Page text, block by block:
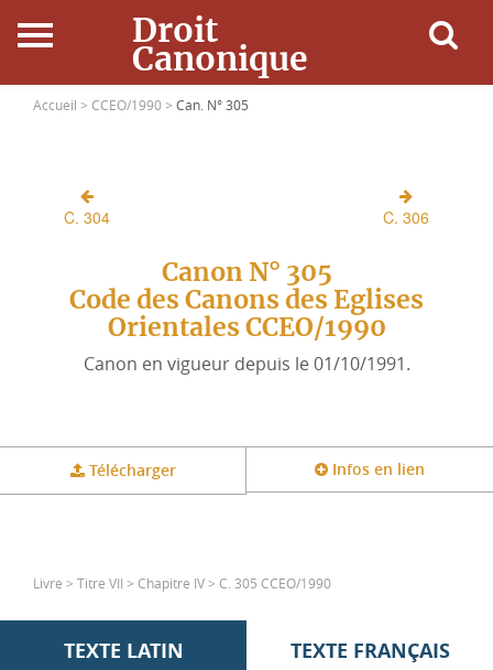
Droit
Canonique
Accueil
Ressources
Connexion
Accueil > CCEO/1990 > Can. N° 305
C. 304 C. 306
Canon N° 305
Code des Canons des Eglises
Orientales CCEO/1990
Canon en vigueur depuis le 01/10/1991.
Télécharger Infos en lien
Livre > Titre VII > Chapitre IV > C. 305 CCEO/1990
TEXTE LATIN TEXTE FRANÇAIS